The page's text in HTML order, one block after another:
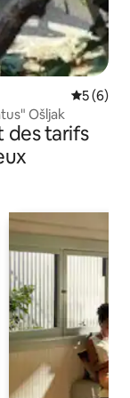
5 (6)
Appartement pour deux personnes "Pilatus" Ošljak
des tarifs